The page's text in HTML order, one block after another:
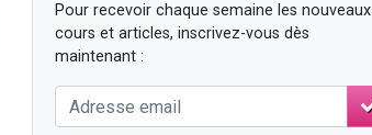
Pour recevoir chaque semaine les nouveaux
cours et articles, inscrivez-vous dès
maintenant :